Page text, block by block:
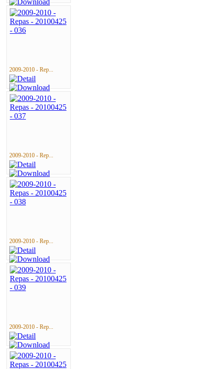
2009-2010 - Rep...
2009-2010 - Rep...
2009-2010 - Rep...
2009-2010 - Rep...